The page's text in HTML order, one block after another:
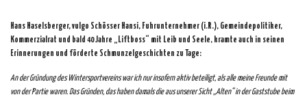
Hans Haselsberger, vulgo Schösser Hansi, Fuhrunternehmer (i.R.), Gemeindepolitiker,
Kommerzialrat und bald 40 Jahre „Liftboss“ mit Leib und Seele, kramte auch in seinen
Erinnerungen und förderte Schmunzelgeschichten zu Tage:
An der Gründung des Wintersportvereins war ich nur insofern aktiv beteiligt, als alle meine Freunde mit
von der Partie waren. Das Gründen, das haben damals die aus unserer Sicht „Alten“ in der Gaststube beim